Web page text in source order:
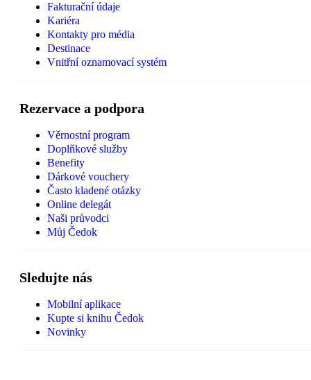
Fakturační údaje
Kariéra
Kontakty pro média
Destinace
Vnitřní oznamovací systém
Rezervace a podpora
Věrnostní program
Doplňkové služby
Benefity
Dárkové vouchery
Často kladené otázky
Online delegát
Naši průvodci
Můj Čedok
Sledujte nás
Mobilní aplikace
Kupte si knihu Čedok
Novinky